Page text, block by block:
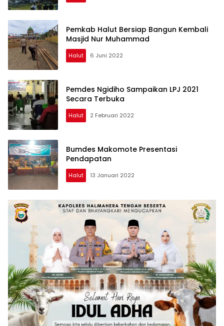
Pemkab Halut Bersiap Bangun Kembali
Masjid Nur Muhammad
Halut 6 Juni 2022
Pemdes Ngidiho Sampaikan LPJ 2021
Secara Terbuka
Halut 2 Februari 2022
Bumdes Makomote Presentasi
Pendapatan
Halut 13 Januari 2022